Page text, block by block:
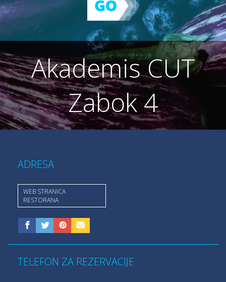
Akademis CUT
Zabok 4
ADRESA
WEB STRANICA
RESTORANA
TELEFON ZA REZERVACIJE